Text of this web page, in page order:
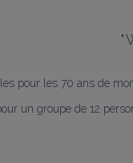
"
pour les 70 ans de
un groupe de 12